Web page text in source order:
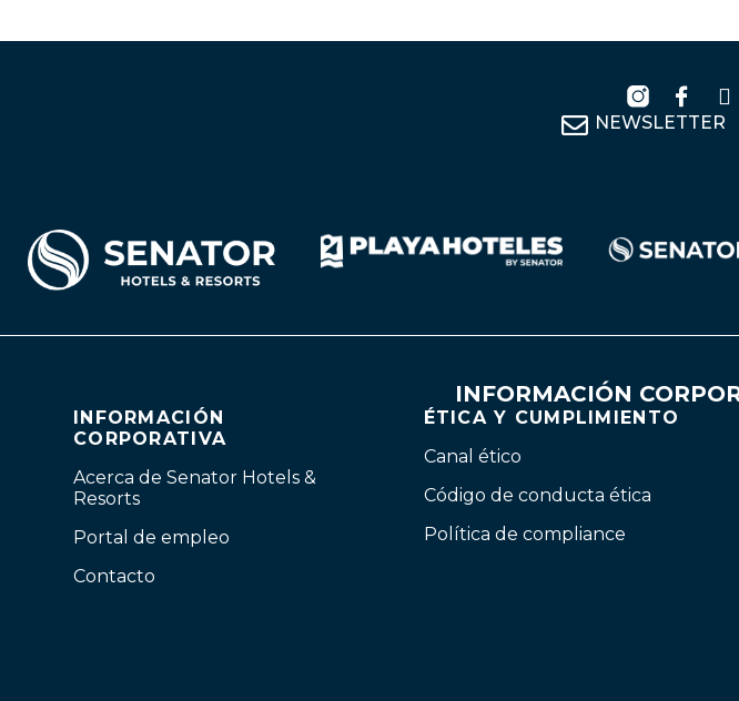
NEWSLETTER
INFORMACIÓN
INFORMACIÓN
CORPORATIVA
Acerca de Senator Hotels &
Resorts
Portal de empleo
Contacto
ÉTICA Y CUMPLIMIENTO
Canal ético
Código de conducta ética
Política de compliance